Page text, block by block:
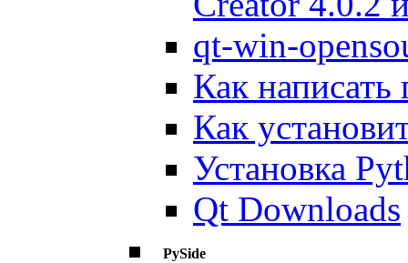
qt-win-
Как
Как
Установка
Qt Downloads
PySide